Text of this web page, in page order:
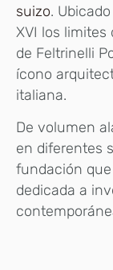
suizo.
XVI los limites
de Feltrinelli
ícono
italiana.
De volumen
en diferentes
fundación
dedicada a